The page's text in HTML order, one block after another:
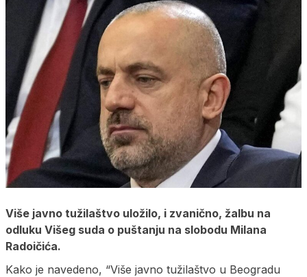
Više javno tužilaštvo uložilo, i zvanično, žalbu na
odluku Višeg suda o puštanju na slobodu Milana
Radoičića.
Kako je navedeno, “Više javno tužilaštvo u Beogradu